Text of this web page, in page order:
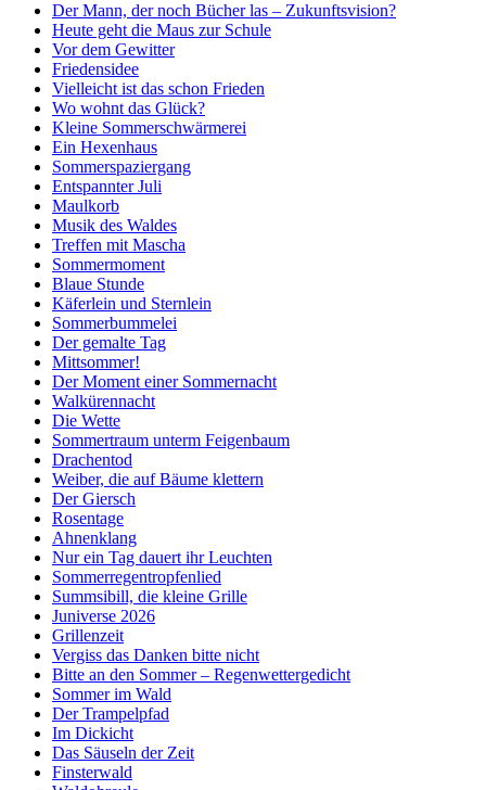
Der Mann, der noch Bücher las – Zukunftsvision?
Heute geht die Maus zur Schule
Vor dem Gewitter
Friedensidee
Vielleicht ist das schon Frieden
Wo wohnt das Glück?
Kleine Sommerschwärmerei
Ein Hexenhaus
Sommerspaziergang
Entspannter Juli
Maulkorb
Musik des Waldes
Treffen mit Mascha
Sommermoment
Blaue Stunde
Käferlein und Sternlein
Sommerbummelei
Der gemalte Tag
Mittsommer!
Der Moment einer Sommernacht
Walkürennacht
Die Wette
Sommertraum unterm Feigenbaum
Drachentod
Weiber, die auf Bäume klettern
Der Giersch
Rosentage
Ahnenklang
Nur ein Tag dauert ihr Leuchten
Sommerregentropfenlied
Summsibill, die kleine Grille
Juniverse 2026
Grillenzeit
Vergiss das Danken bitte nicht
Bitte an den Sommer – Regenwettergedicht
Sommer im Wald
Der Trampelpfad
Im Dickicht
Das Säuseln der Zeit
Finsterwald